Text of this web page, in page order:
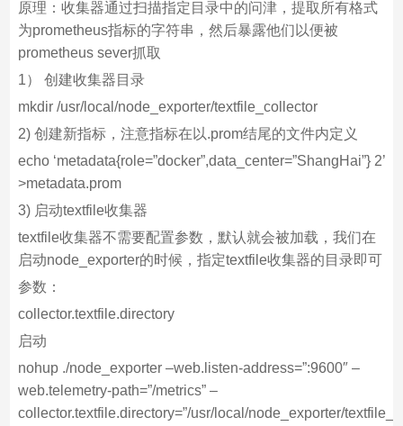
原理：收集器通过扫描指定目录中的问津，提取所有格式
为prometheus指标的字符串，然后暴露他们以便被
prometheus sever抓取
1） 创建收集器目录
mkdir /usr/local/node_exporter/textfile_collector
2) 创建新指标，注意指标在以.prom结尾的文件内定义
echo ‘metadata{role=”docker”,data_center=”ShangHai”} 2’
>metadata.prom
3) 启动textfile收集器
textfile收集器不需要配置参数，默认就会被加载，我们在
启动node_exporter的时候，指定textfile收集器的目录即可
参数：
collector.textfile.directory
启动
nohup ./node_exporter –web.listen-address=”:9600″ –
web.telemetry-path=”/metrics” –
collector.textfile.directory=”/usr/local/node_exporter/